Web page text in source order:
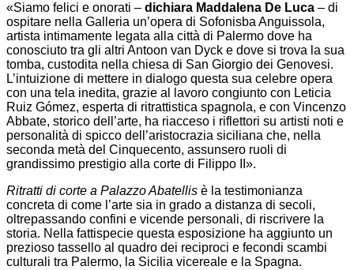
«Siamo felici e onorati – dichiara Maddalena De Luca – di
ospitare nella Galleria un’opera di Sofonisba Anguissola,
artista intimamente legata alla città di Palermo dove ha
conosciuto tra gli altri Antoon van Dyck e dove si trova la sua
tomba, custodita nella chiesa di San Giorgio dei Genovesi.
L’intuizione di mettere in dialogo questa sua celebre opera
con una tela inedita, grazie al lavoro congiunto con Leticia
Ruiz Gómez, esperta di ritrattistica spagnola, e con Vincenzo
Abbate, storico dell’arte, ha riacceso i riflettori su artisti noti e
personalità di spicco dell’aristocrazia siciliana che, nella
seconda metà del Cinquecento, assunsero ruoli di
grandissimo prestigio alla corte di Filippo II».
Ritratti di corte a Palazzo Abatellis è la testimonianza
concreta di come l’arte sia in grado a distanza di secoli,
oltrepassando confini e vicende personali, di riscrivere la
storia. Nella fattispecie questa esposizione ha aggiunto un
prezioso tassello al quadro dei reciproci e fecondi scambi
culturali tra Palermo, la Sicilia vicereale e la Spagna.